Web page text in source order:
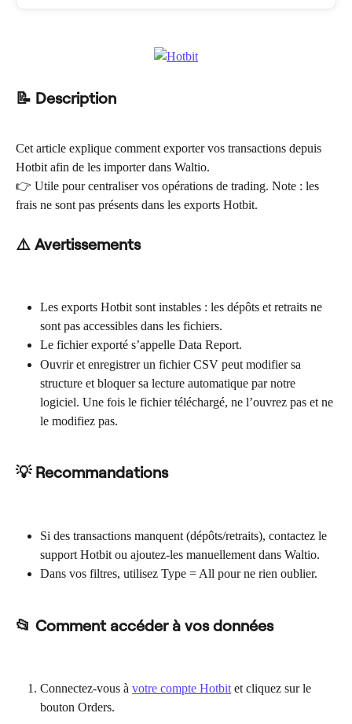
📝 Description
Cet article explique comment exporter vos transactions depuis
Hotbit afin de les importer dans Waltio.
👉 Utile pour centraliser vos opérations de trading. Note : les
frais ne sont pas présents dans les exports Hotbit.
⚠️ Avertissements
Les exports Hotbit sont instables : les dépôts et retraits ne
sont pas accessibles dans les fichiers.
Le fichier exporté s’appelle Data Report.
Ouvrir et enregistrer un fichier CSV peut modifier sa
structure et bloquer sa lecture automatique par notre
logiciel. Une fois le fichier téléchargé, ne l’ouvrez pas et ne
le modifiez pas.
💡 Recommandations
Si des transactions manquent (dépôts/retraits), contactez le
support Hotbit ou ajoutez-les manuellement dans Waltio.
Dans vos filtres, utilisez Type = All pour ne rien oublier.
📂 Comment accéder à vos données
Connectez-vous à votre compte Hotbit et cliquez sur le
bouton Orders.